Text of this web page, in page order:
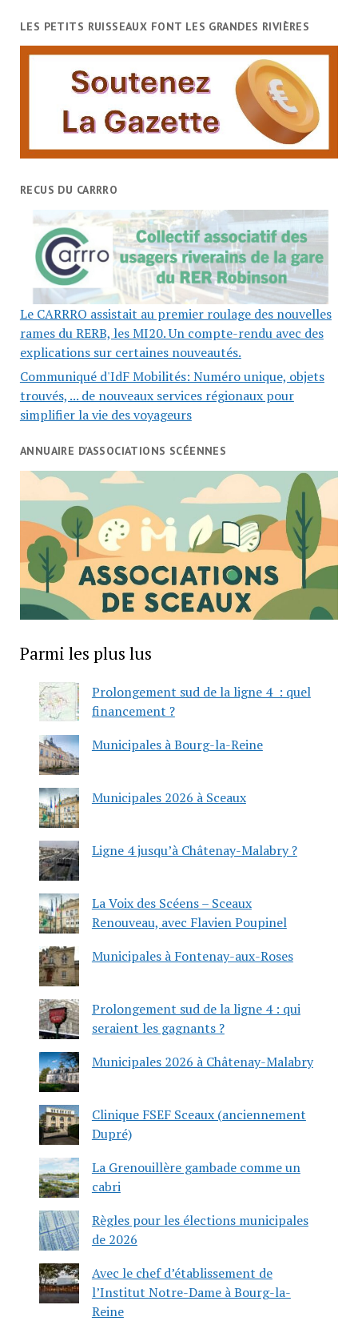
LES PETITS RUISSEAUX FONT LES GRANDES RIVIÈRES
RECUS DU CARRRO
Le CARRRO assistait au premier roulage des nouvelles
rames du RERB, les MI20. Un compte-rendu avec des
explications sur certaines nouveautés.
Communiqué d'IdF Mobilités: Numéro unique, objets
trouvés, ... de nouveaux services régionaux pour
simplifier la vie des voyageurs
ANNUAIRE D’ASSOCIATIONS SCÉENNES
Parmi les plus lus
Prolongement sud de la ligne 4 : quel
financement ?
Municipales à Bourg-la-Reine
Municipales 2026 à Sceaux
Ligne 4 jusqu’à Châtenay-Malabry ?
La Voix des Scéens – Sceaux
Renouveau, avec Flavien Poupinel
Municipales à Fontenay-aux-Roses
Prolongement sud de la ligne 4 : qui
seraient les gagnants ?
Municipales 2026 à Châtenay-Malabry
Clinique FSEF Sceaux (anciennement
Dupré)
La Grenouillère gambade comme un
cabri
Règles pour les élections municipales
de 2026
Avec le chef d’établissement de
l’Institut Notre-Dame à Bourg-la-
Reine